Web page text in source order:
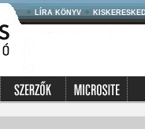
LÍRA KÖNYV